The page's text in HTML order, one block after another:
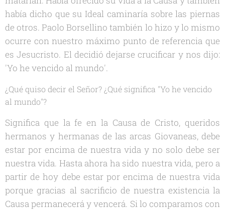
había dicho que su Ideal caminaría sobre las piernas
de otros. Paolo Borsellino también lo hizo y lo mismo
ocurre con nuestro máximo punto de referencia que
es Jesucristo. El decidió dejarse crucificar y nos dijo:
'Yo he vencido al mundo'.
¿Qué quiso decir el Señor? ¿Qué significa "Yo he vencido
al mundo"?
Significa que la fe en la Causa de Cristo, queridos
hermanos y hermanas de las arcas Giovaneas, debe
estar por encima de nuestra vida y no solo debe ser
nuestra vida. Hasta ahora ha sido nuestra vida, pero a
partir de hoy debe estar por encima de nuestra vida
porque gracias al sacrificio de nuestra existencia la
Causa permanecerá y vencerá. Si lo comparamos con